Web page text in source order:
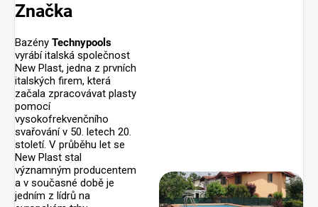
Značka
Bazény Technypools
vyrábí italská společnost
New Plast, jedna z prvních
italských firem, která
začala zpracovávat plasty
pomocí
vysokofrekvenčního
svařování v 50. letech 20.
století. V průběhu let se
New Plast stal
významným producentem
a v současné době je
jedním z lídrů na